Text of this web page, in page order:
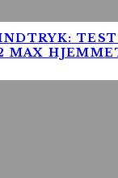
TEST
MAX